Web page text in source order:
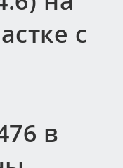
с
в